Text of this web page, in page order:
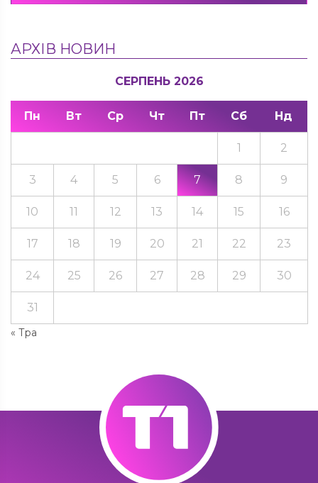
АРХІВ НОВИН
СЕРПЕНЬ 2026
Пн Вт Ср Чт Пт Сб Нд
« Тра
1 2
3 4 5 6 7 8 9
10 11 12 13 14 15 16
17 18 19 20 21 22 23
24 25 26 27 28 29 30
31